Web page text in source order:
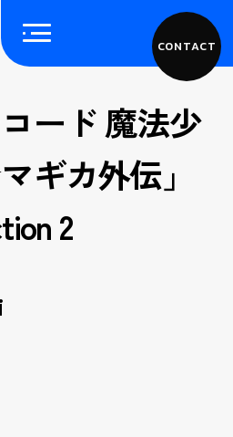
CONTACT
ード 魔法少
ギカ外伝」
2